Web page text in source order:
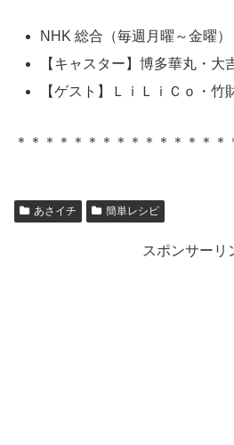
NHK 総合（毎週月曜～金曜
【キャスター】博多華丸・大
【ゲスト】ＬｉＬｉＣｏ・竹
＊＊＊＊＊＊＊＊＊＊＊＊＊＊＊
あさイチ 簡単レシピ
スポンサーリ